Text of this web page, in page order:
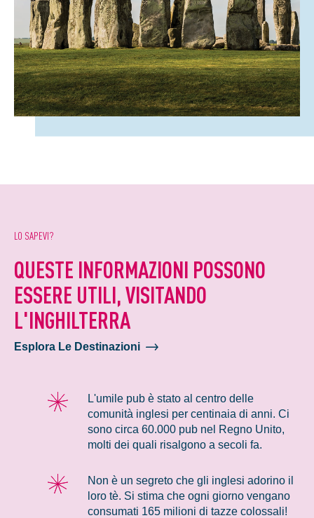
LO SAPEVI?
QUESTE INFORMAZIONI POSSONO
ESSERE UTILI, VISITANDO
L'INGHILTERRA
Esplora Le Destinazioni
L'umile pub è stato al centro delle
comunità inglesi per centinaia di anni. Ci
sono circa 60.000 pub nel Regno Unito,
molti dei quali risalgono a secoli fa.
Non è un segreto che gli inglesi adorino il
loro tè. Si stima che ogni giorno vengano
consumati 165 milioni di tazze colossali!